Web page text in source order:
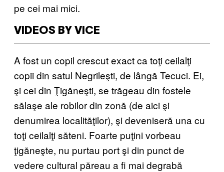
pe cei mai mici.
VIDEOS BY VICE
A fost un copil crescut exact ca toţi ceilalţi
copii din satul Negrileşti, de lângă Tecuci. Ei,
şi cei din Ţigăneşti, se trăgeau din fostele
sălaşe ale robilor din zonă (de aici şi
denumirea localităţilor), şi deveniseră una cu
toţi ceilalţi săteni. Foarte puţini vorbeau
ţigăneşte, nu purtau port şi din punct de
vedere cultural păreau a fi mai degrabă